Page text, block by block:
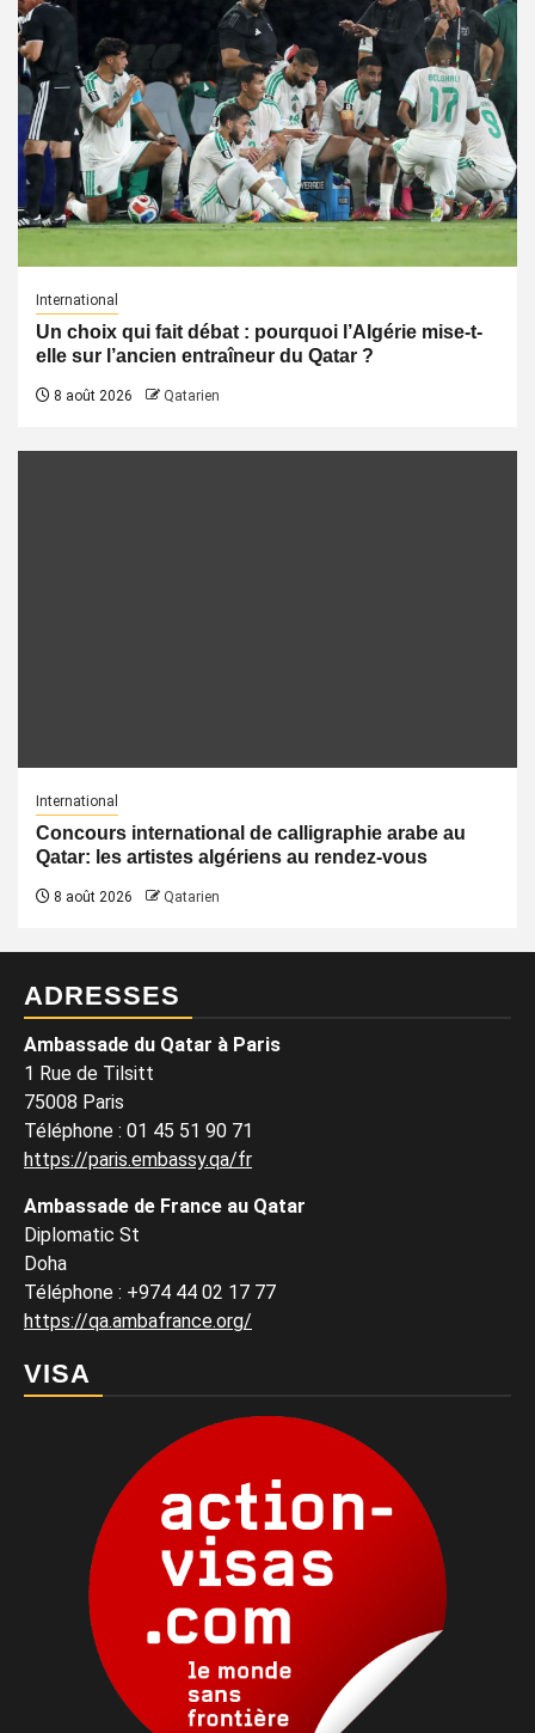
International
Un choix qui fait débat : pourquoi l’Algérie mise-t-
elle sur l’ancien entraîneur du Qatar ?
8 août 2026 Qatarien
International
Concours international de calligraphie arabe au
Qatar: les artistes algériens au rendez-vous
8 août 2026 Qatarien
ADRESSES
Ambassade du Qatar à Paris
1 Rue de Tilsitt
75008 Paris
Téléphone : 01 45 51 90 71
https://paris.embassy.qa/fr
Ambassade de France au Qatar
Diplomatic St
Doha
Téléphone : +974 44 02 17 77
https://qa.ambafrance.org/
VISA